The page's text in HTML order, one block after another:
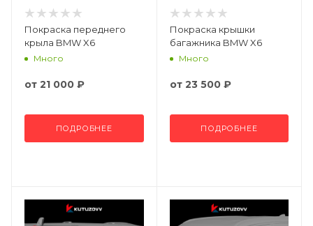
Покраска переднего
крыла BMW X6
Много
от 21 000 ₽
ПОДРОБНЕЕ
Покраска крышки
багажника BMW X6
Много
от 23 500 ₽
ПОДРОБНЕЕ